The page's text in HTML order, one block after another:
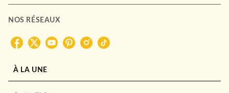
NOS RÉSEAUX
À LA UNE